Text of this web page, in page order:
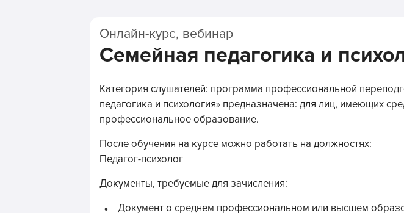
Онлайн-курс, вебинар
Семейная педагогика и
Категория слушателей: программа профессиональной
педагогика и психология» предназначена: для лиц, имеющих
профессиональное образование.
После обучения на курсе можно работать на должностях:
Педагог-психолог
Документы, требуемые для зачисления:
Документ о среднем профессиональном или высшем